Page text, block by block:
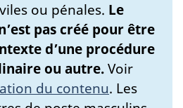
ou pénales. Le
pas créé pour être
d’une procédure
ou autre.Voir
du contenu. Les